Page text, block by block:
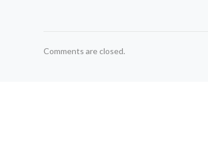
Comments are closed.